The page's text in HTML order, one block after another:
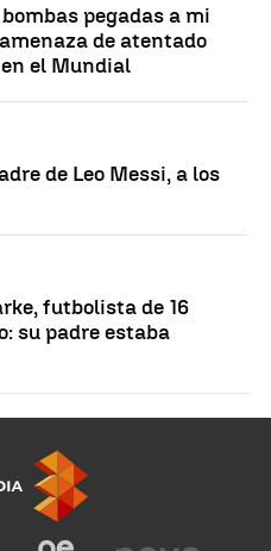
pegadas a mi
de atentado
el Mundial
de Leo Messi, a los
futbolista de 16
su padre estaba